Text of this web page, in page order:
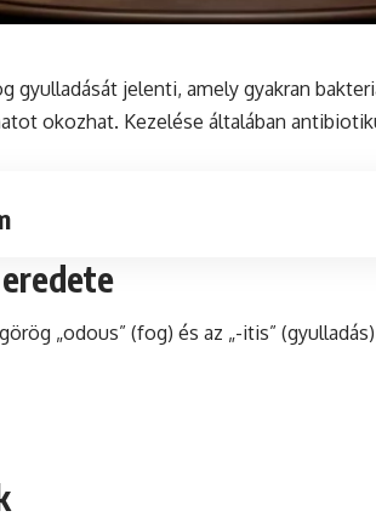
gyulladását jelenti, amely gyakran
okozhat. Kezelése általában
„odous” (fog) és az „-itis”